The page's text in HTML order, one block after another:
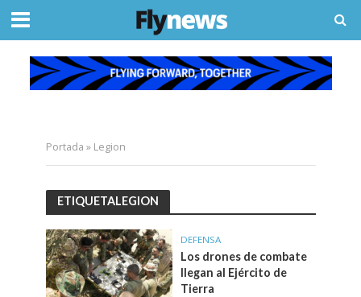
Portada » Legion
ETIQUETALEGION
DEFENSA
Los drones de combate
llegan al Ejército de
Tierra